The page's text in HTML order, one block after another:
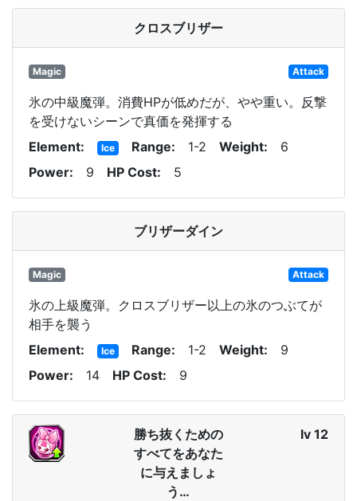
クロスブリザー
Magic Attack
氷の中級魔弾。消費HPが低めだが、やや重い。反撃
を受けないシーンで真価を発揮する
Element
Ice Range 1-2 Weight
6
Power
9 HP Cost 5
ブリザーダイン
Magic Attack
氷の上級魔弾。クロスブリザー以上の氷のつぶてが
相手を襲う
Element
Ice Range 1-2 Weight
9
Power
14 HP Cost 9
勝ち抜くための
すべてをあなた
に与えましょ
う…
lv 12